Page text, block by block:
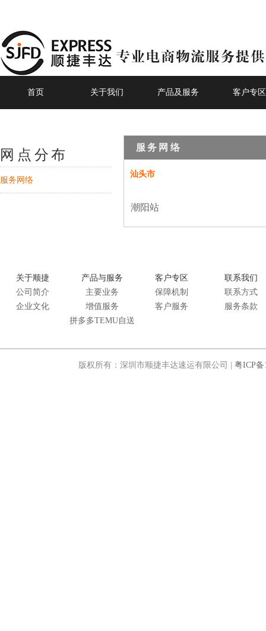
首页 关于我们 产品及服务 客户专区
网点分布
服务网络
服务网络
汕头市
潮阳站
关于顺捷
公司简介
企业文化
产品与服务
主要业务
增值服务
拼多多TEMU自送
客户专区
保障机制
客户服务
联系我们
联系方式
服务条款
版权所有：深圳市顺捷丰达速运有限公司 | 粤ICP备